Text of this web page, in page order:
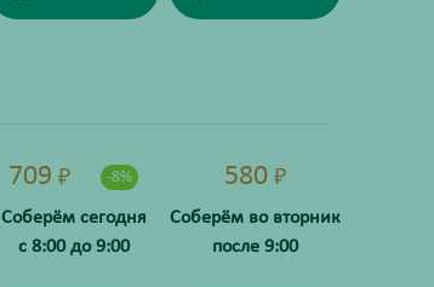
709 ₽ -8%
Соберём сегодня
с 8:00 до 9:00
580 ₽
Соберём во вторник
после 9:00